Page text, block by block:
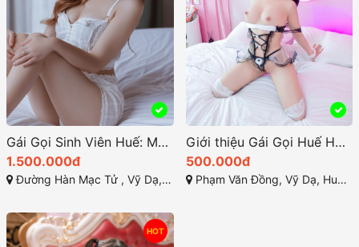
Gái Gọi Sinh Viên Huế: Một Thực Trạng Cần Được Nhìn Nhận
1.500.000đ
Đường Hàn Mạc Tử , Vỹ Dạ, TP Huế
Giới thiệu Gái Gọi Huế Hoài An: Vẻ Đẹp Biển Người Vùng Cố Đô
500.000đ
Phạm Văn Đồng, Vỹ Dạ, Huế, Thừa Thiên Huế
HOT